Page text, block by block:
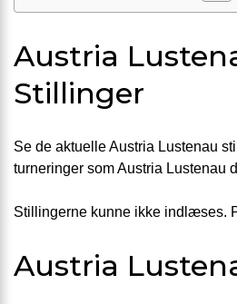
Austria
Stillinger
Se de aktuelle Austria Lustenau
turneringer som Austria Lustenau
Stillingerne kunne ikke indlæses.
Austria